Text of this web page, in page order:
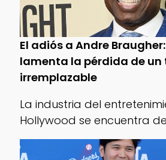
El adiós a Andre
lamenta la pérdida de
irremplazable
La industria del
Hollywood se encuentra